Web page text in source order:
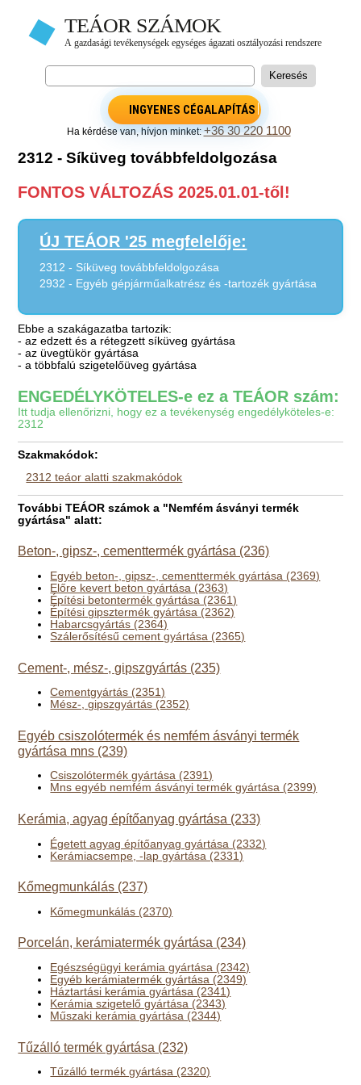
INGYENES CÉGALAPÍTÁS
Ha kérdése van, hívjon minket:+36 30 220 1100
2312 - Síküveg továbbfeldolgozása
FONTOS VÁLTOZÁS 2025.01.01-től!
ÚJ TEÁOR '25 megfelelője:
2312 - Síküveg továbbfeldolgozása
2932 - Egyéb gépjárműalkatrész és -tartozék gyártása
Ebbe a szakágazatba tartozik:
- az edzett és a rétegzett síküveg gyártása
- az üvegtükör gyártása
- a többfalú szigetelőüveg gyártása
ENGEDÉLYKÖTELES-e ez a TEÁOR szám:
Itt tudja ellenőrizni, hogy ez a tevékenység engedélyköteles-e:
2312
Szakmakódok:
2312 teáor alatti szakmakódok
További TEÁOR számok a "Nemfém ásványi termék
gyártása" alatt:
Beton-, gipsz-, cementtermék gyártása (236)
Egyéb beton-, gipsz-, cementtermék gyártása (2369)
Előre kevert beton gyártása (2363)
Építési betontermék gyártása (2361)
Építési gipsztermék gyártása (2362)
Habarcsgyártás (2364)
Szálerősítésű cement gyártása (2365)
Cement-, mész-, gipszgyártás (235)
Cementgyártás (2351)
Mész-, gipszgyártás (2352)
Egyéb csiszolótermék és nemfém ásványi termék
gyártása mns (239)
Csiszolótermék gyártása (2391)
Mns egyéb nemfém ásványi termék gyártása (2399)
Kerámia, agyag építőanyag gyártása (233)
Égetett agyag építőanyag gyártása (2332)
Kerámiacsempe, -lap gyártása (2331)
Kőmegmunkálás (237)
Kőmegmunkálás (2370)
Porcelán, kerámiatermék gyártása (234)
Egészségügyi kerámia gyártása (2342)
Egyéb kerámiatermék gyártása (2349)
Háztartási kerámia gyártása (2341)
Kerámia szigetelő gyártása (2343)
Műszaki kerámia gyártása (2344)
Tűzálló termék gyártása (232)
Tűzálló termék gyártása (2320)